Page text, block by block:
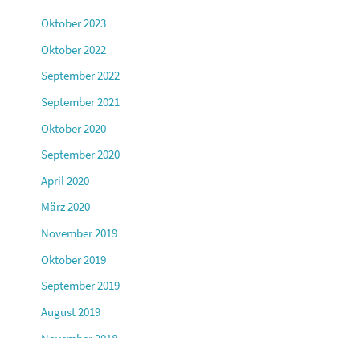
Oktober 2023
Oktober 2022
September 2022
September 2021
Oktober 2020
September 2020
April 2020
März 2020
November 2019
Oktober 2019
September 2019
August 2019